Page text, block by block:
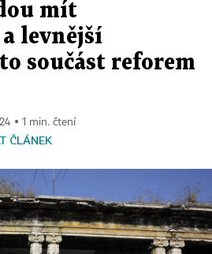
mít
levnější
součást reforem
▪ 1 min. čtení
ČLÁNEK